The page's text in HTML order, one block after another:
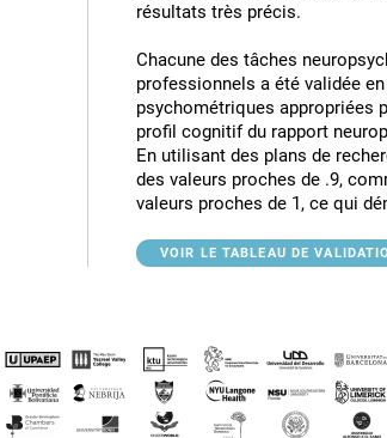
résultats très précis.
Chacune des tâches
professionnels a été validée
psychométriques appropriées
profil cognitif du rapport
En utilisant des plans de
des valeurs proches de .9,
valeurs proches de 1, ce qui
VOIR LE TABLEAU DE